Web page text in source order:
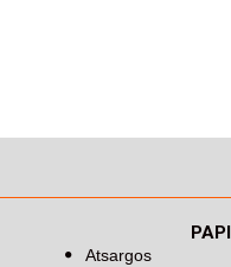
Atsargos